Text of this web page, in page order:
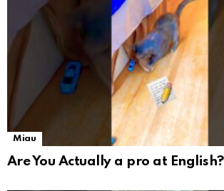
Miau
Are You Actually a pro at